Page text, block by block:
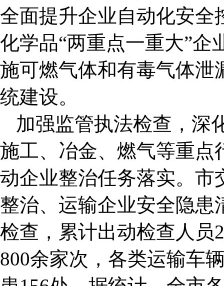
全面提升企业自动化安全
化学品“两重点一重大”企
施可燃气体和有毒气体泄
统建设。
加强监管执法检查，深
施工、冶金、燃气等重点
动企业整治任务落实。市
整治、运输企业安全隐患
检查，累计出动检查人员
800余家次，各类运输车